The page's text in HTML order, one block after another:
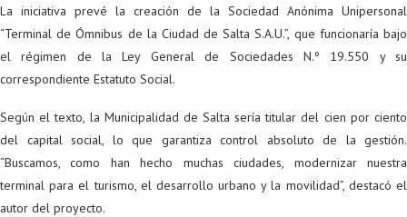
La iniciativa prevé la creación de la Sociedad Anónima Unipersonal
“Terminal de Ómnibus de la Ciudad de Salta S.A.U.”, que funcionaría bajo
el régimen de la Ley General de Sociedades N.º 19.550 y su
correspondiente Estatuto Social.
Según el texto, la Municipalidad de Salta sería titular del cien por ciento
del capital social, lo que garantiza control absoluto de la gestión.
“Buscamos, como han hecho muchas ciudades, modernizar nuestra
terminal para el turismo, el desarrollo urbano y la movilidad”, destacó el
autor del proyecto.